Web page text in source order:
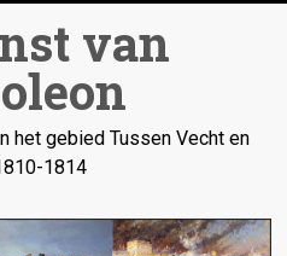
van
het gebied Tussen Vecht en
1814